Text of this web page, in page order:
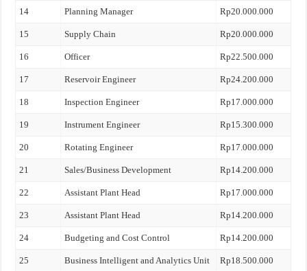
14 Planning Manager Rp20.000.000
15 Supply Chain Rp20.000.000
16 Officer Rp22.500.000
17 Reservoir Engineer Rp24.200.000
18 Inspection Engineer Rp17.000.000
19 Instrument Engineer Rp15.300.000
20 Rotating Engineer Rp17.000.000
21 Sales/Business Development Rp14.200.000
22 Assistant Plant Head Rp17.000.000
23 Assistant Plant Head Rp14.200.000
24 Budgeting and Cost Control Rp14.200.000
25 Business Intelligent and Analytics Unit Rp18.500.000